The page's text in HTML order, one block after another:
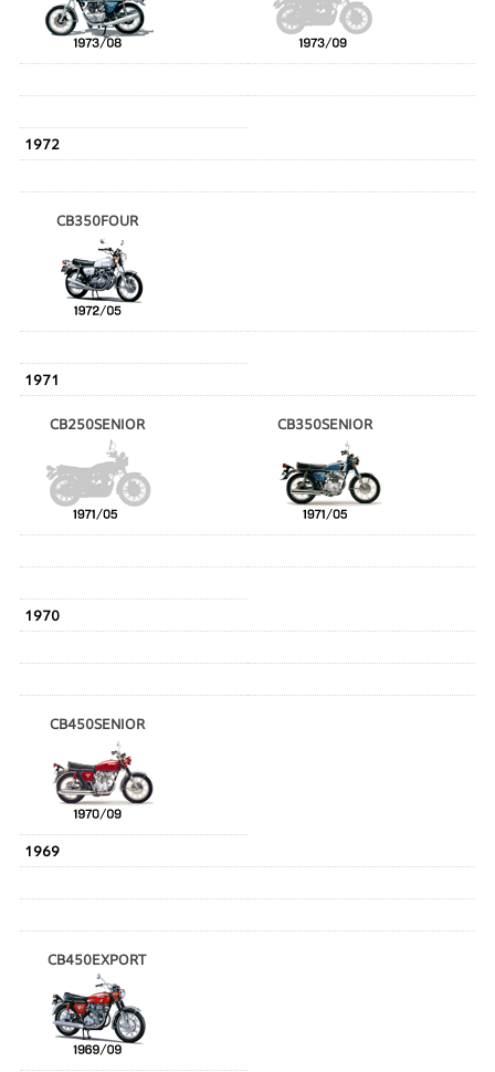
1972
CB350FOUR
1971
CB250SENIOR CB350SENIOR
1970
CB450SENIOR
1969
CB450EXPORT